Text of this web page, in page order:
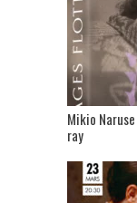
Mikio
ray